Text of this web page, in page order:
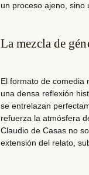
un proceso ajeno, sino
La mezcla de
El formato de comedia
una densa reflexión
se entrelazan
refuerza la atmósfera
Claudio de Casas no
extensión del relato,